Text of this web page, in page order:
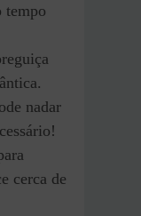
tempo
nadar
cerca de